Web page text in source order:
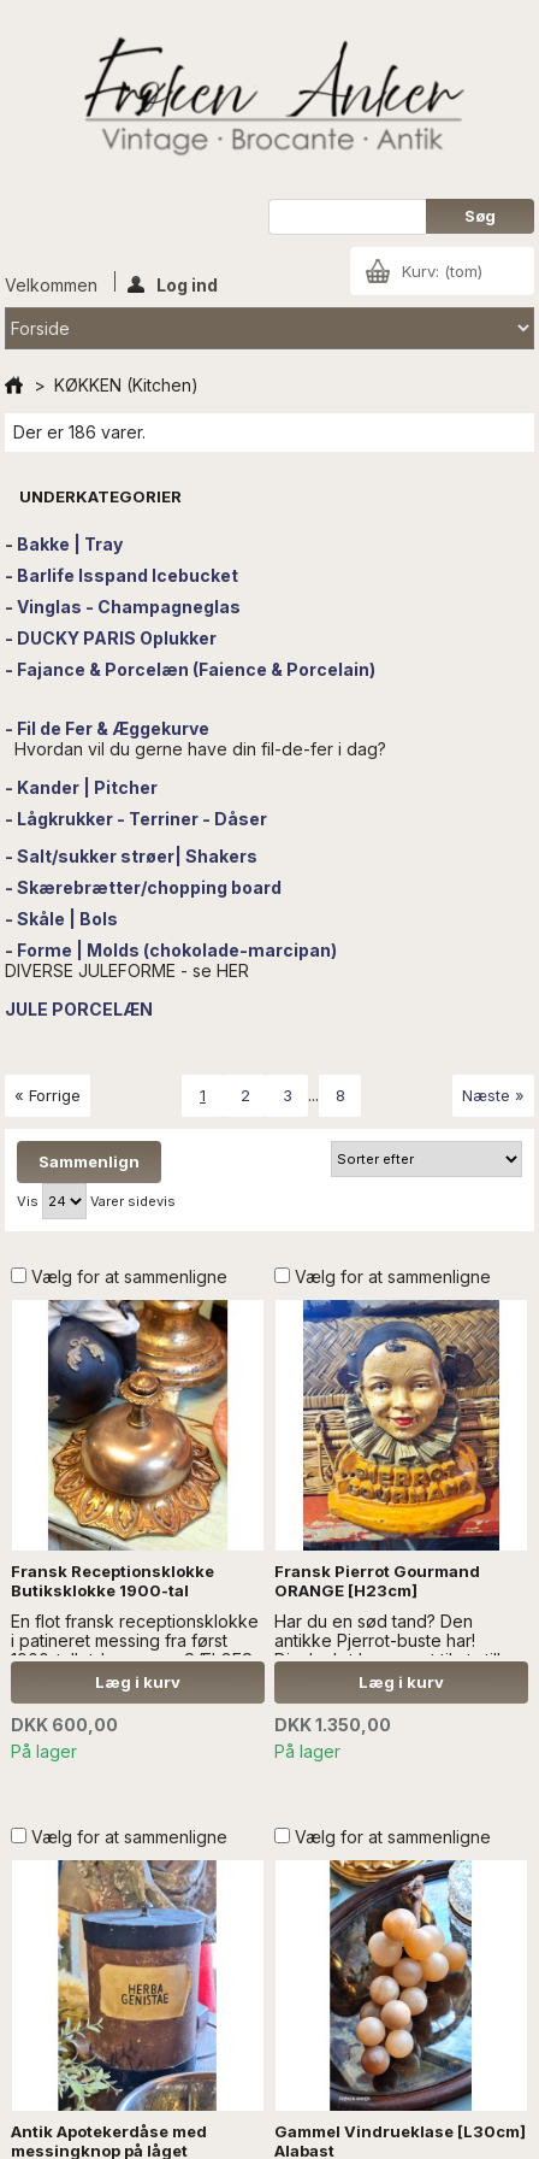
Kurv: (tom)
Velkommen Log ind
> KØKKEN (Kitchen)
Der er 186 varer.
UNDERKATEGORIER
- Bakke | Tray
- Barlife Isspand Icebucket
- Vinglas - Champagneglas
- DUCKY PARIS Oplukker
- Fajance & Porcelæn (Faience & Porcelain)
- Fil de Fer & Æggekurve
Hvordan vil du gerne have din fil-de-fer i dag?
- Kander | Pitcher
- Lågkrukker - Terriner - Dåser
- Salt/sukker strøer| Shakers
- Skærebrætter/chopping board
- Skåle | Bols
- Forme | Molds (chokolade-marcipan)
DIVERSE JULEFORME - se HER
JULE PORCELÆN
« Forrige 1 2 3 ... 8 Næste »
Vis Varer sidevis
Vælg for at sammenligne
Fransk Receptionsklokke
Butiksklokke 1900-tal
En flot fransk receptionsklokke
i patineret messing fra først
1900-tallet..Læs mere SÆLGES
UDEN ANDEN DEKORATION
Læg i kurv
DKK 600,00
På lager
Vælg for at sammenligne
Fransk Pierrot Gourmand
ORANGE [H23cm]
Har du en sød tand? Den
antikke Pjerrot-buste har!
Display'et har været til at stille
slikkepinde i...Læs mere..
SÆLGES UDEN ANDEN
DEKORATION
Læg i kurv
DKK 1.350,00
På lager
Vælg for at sammenligne
Antik Apotekerdåse med
messingknop på låget
Vælg for at sammenligne
Gammel Vindrueklase [L30cm]
Alabast